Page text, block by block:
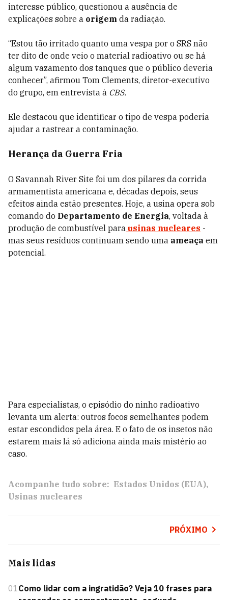
interesse público, questionou a ausência de
explicações sobre a origem da radiação.
“Estou tão irritado quanto uma vespa por o SRS não
ter dito de onde veio o material radioativo ou se há
algum vazamento dos tanques que o público deveria
conhecer”, afirmou Tom Clements, diretor-executivo
do grupo, em entrevista à CBS.
Ele destacou que identificar o tipo de vespa poderia
ajudar a rastrear a contaminação.
Herança da Guerra Fria
O Savannah River Site foi um dos pilares da corrida
armamentista americana e, décadas depois, seus
efeitos ainda estão presentes. Hoje, a usina opera sob
comando do Departamento de Energia, voltada à
produção de combustível para usinas nucleares -
mas seus resíduos continuam sendo uma ameaça em
potencial.
Para especialistas, o episódio do ninho radioativo
levanta um alerta: outros focos semelhantes podem
estar escondidos pela área. E o fato de os insetos não
estarem mais lá só adiciona ainda mais mistério ao
caso.
Acompanhe tudo sobre: Estados Unidos (EUA)
Usinas nucleares
PRÓXIMO
Mais lidas
01Como lidar com a ingratidão? Veja 10 frases para